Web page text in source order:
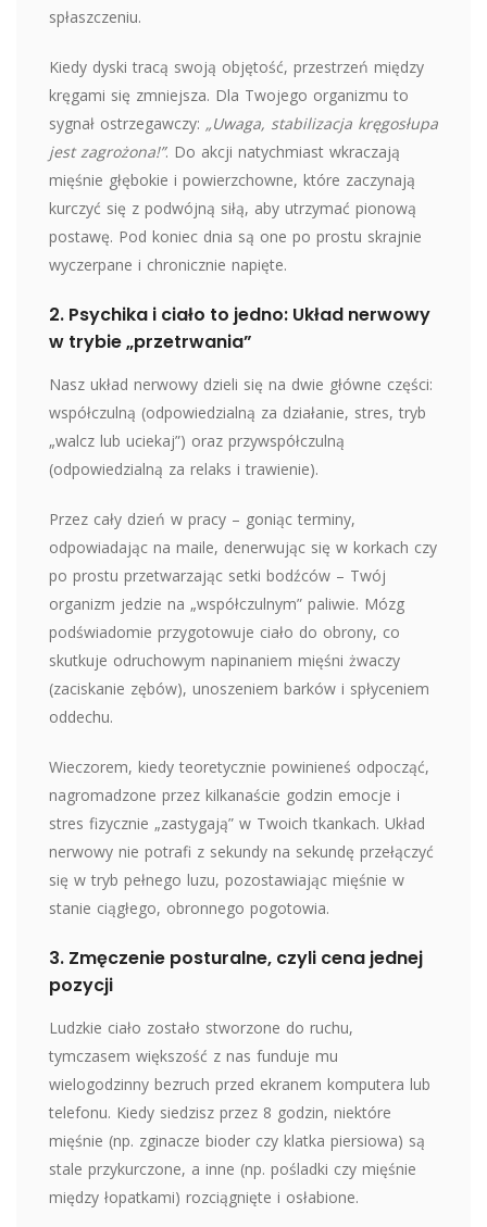
spłaszczeniu.
Kiedy dyski tracą swoją objętość, przestrzeń między
kręgami się zmniejsza. Dla Twojego organizmu to
sygnał ostrzegawczy: „Uwaga, stabilizacja kręgosłupa
jest zagrożona!”. Do akcji natychmiast wkraczają
mięśnie głębokie i powierzchowne, które zaczynają
kurczyć się z podwójną siłą, aby utrzymać pionową
postawę. Pod koniec dnia są one po prostu skrajnie
wyczerpane i chronicznie napięte.
2. Psychika i ciało to jedno: Układ nerwowy
w trybie „przetrwania”
Nasz układ nerwowy dzieli się na dwie główne części:
współczulną (odpowiedzialną za działanie, stres, tryb
„walcz lub uciekaj”) oraz przywspółczulną
(odpowiedzialną za relaks i trawienie).
Przez cały dzień w pracy – goniąc terminy,
odpowiadając na maile, denerwując się w korkach czy
po prostu przetwarzając setki bodźców – Twój
organizm jedzie na „współczulnym” paliwie. Mózg
podświadomie przygotowuje ciało do obrony, co
skutkuje odruchowym napinaniem mięśni żwaczy
(zaciskanie zębów), unoszeniem barków i spłyceniem
oddechu.
Wieczorem, kiedy teoretycznie powinieneś odpocząć,
nagromadzone przez kilkanaście godzin emocje i
stres fizycznie „zastygają” w Twoich tkankach. Układ
nerwowy nie potrafi z sekundy na sekundę przełączyć
się w tryb pełnego luzu, pozostawiając mięśnie w
stanie ciągłego, obronnego pogotowia.
3. Zmęczenie posturalne, czyli cena jednej
pozycji
Ludzkie ciało zostało stworzone do ruchu,
tymczasem większość z nas funduje mu
wielogodzinny bezruch przed ekranem komputera lub
telefonu. Kiedy siedzisz przez 8 godzin, niektóre
mięśnie (np. zginacze bioder czy klatka piersiowa) są
stale przykurczone, a inne (np. pośladki czy mięśnie
między łopatkami) rozciągnięte i osłabione.